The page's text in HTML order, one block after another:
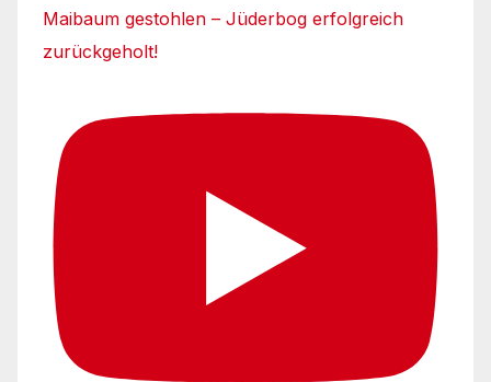
Maibaum gestohlen – Jüderbog erfolgreich
zurückgeholt!